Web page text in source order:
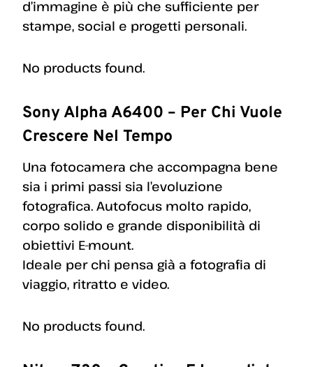
d’immagine è più che sufficiente per
stampe, social e progetti personali.
No products found.
Sony Alpha A6400 – Per Chi Vuole
Crescere Nel Tempo
Una fotocamera che accompagna bene
sia i primi passi sia l’evoluzione
fotografica. Autofocus molto rapido,
corpo solido e grande disponibilità di
obiettivi E-mount.
Ideale per chi pensa già a fotografia di
viaggio, ritratto e video.
No products found.